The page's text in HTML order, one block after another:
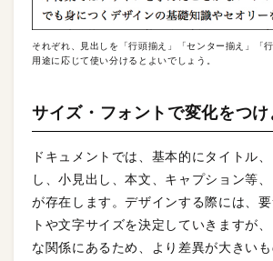
それぞれ、見出しを「行頭揃え」「センター揃え」「
用途に応じて使い分けるとよいでしょう。
サイズ・フォントで変化をつけ
ドキュメントでは、基本的にタイトル
し、小見出し、本文、キャプション等
が存在します。デザインする際には、
トや文字サイズを決定していきますが
な関係にあるため、より差異が大きい